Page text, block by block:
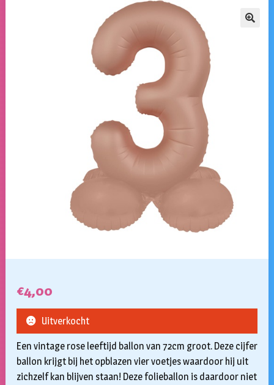
Klantenservice
€4,00
Een vintage rose leeftijd ballon van 72cm groot. Deze cijfer
ballon krijgt bij het opblazen vier voetjes waardoor hij uit
zichzelf kan blijven staan! Deze folieballon is daardoor niet
Uitverkocht